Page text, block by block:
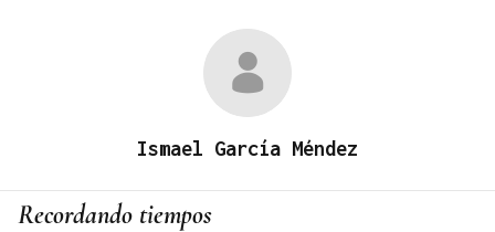
Ismael García Méndez
Recordando tiempos